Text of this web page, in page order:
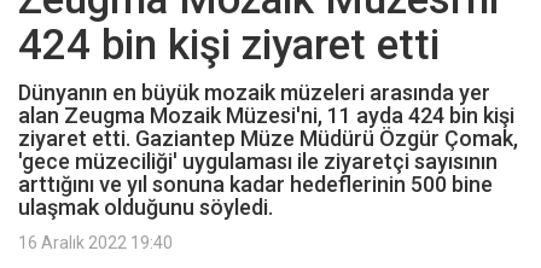
424 bin kişi ziyaret etti
Dünyanın en büyük mozaik müzeleri arasında yer
alan Zeugma Mozaik Müzesi'ni, 11 ayda 424 bin kişi
ziyaret etti. Gaziantep Müze Müdürü Özgür Çomak,
'gece müzeciliği' uygulaması ile ziyaretçi sayısının
arttığını ve yıl sonuna kadar hedeflerinin 500 bine
ulaşmak olduğunu söyledi.
16 Aralık 2022 19:40